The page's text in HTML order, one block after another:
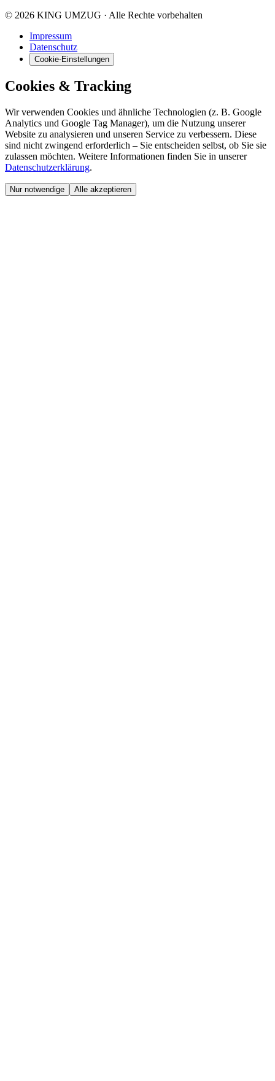
© 2026 KING UMZUG · Alle Rechte vorbehalten
Impressum
Datenschutz
Cookie-Einstellungen
Cookies & Tracking
Wir verwenden Cookies und ähnliche Technologien (z. B. Google
Analytics und Google Tag Manager), um die Nutzung unserer
Website zu analysieren und unseren Service zu verbessern. Diese
sind nicht zwingend erforderlich – Sie entscheiden selbst, ob Sie sie
zulassen möchten. Weitere Informationen finden Sie in unserer
Datenschutzerklärung.
Nur notwendige Alle akzeptieren